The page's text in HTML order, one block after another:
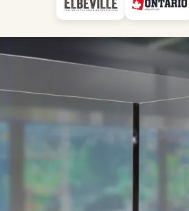
Akvarium 60x35x40cm 5mm, 84l